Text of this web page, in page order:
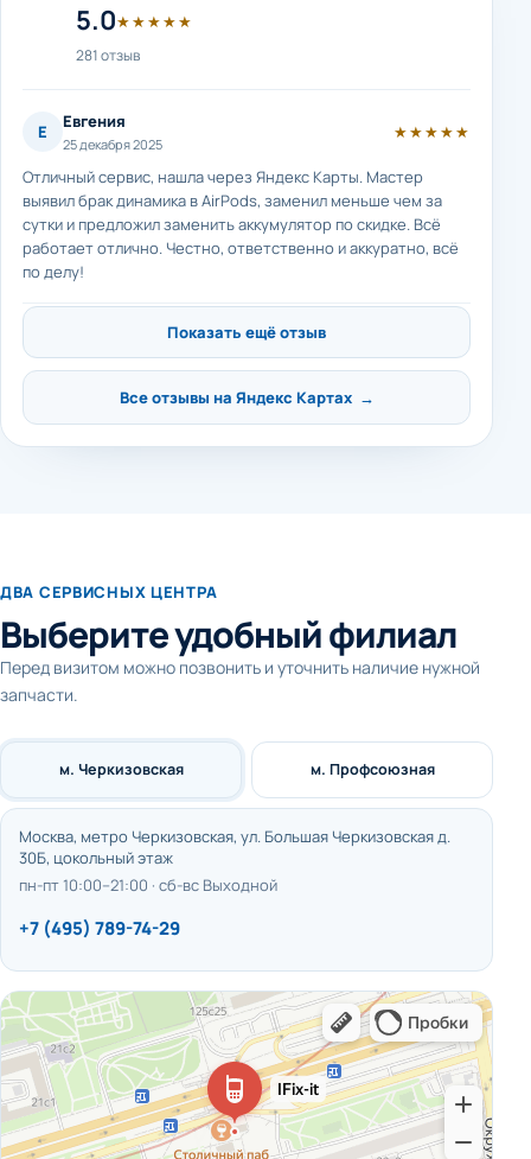
5.0★★★★★
281 отзыв
Е Евгения
25 декабря 2025
★★★★★
Отличный сервис, нашла через Яндекс Карты. Мастер
выявил брак динамика в AirPods, заменил меньше чем за
сутки и предложил заменить аккумулятор по скидке. Всё
работает отлично. Честно, ответственно и аккуратно, всё
по делу!
Показать ещё отзыв
Все отзывы на Яндекс Картах →
ДВА СЕРВИСНЫХ ЦЕНТРА
Выберите удобный филиал
Перед визитом можно позвонить и уточнить наличие нужной
запчасти.
м. Черкизовская
Москва, метро Черкизовская, ул. Большая Черкизовская д.
30Б, цокольный этаж
пн-пт 10:00–21:00 · сб-вс Выходной
+7 (495) 789-74-29
м. Профсоюзная